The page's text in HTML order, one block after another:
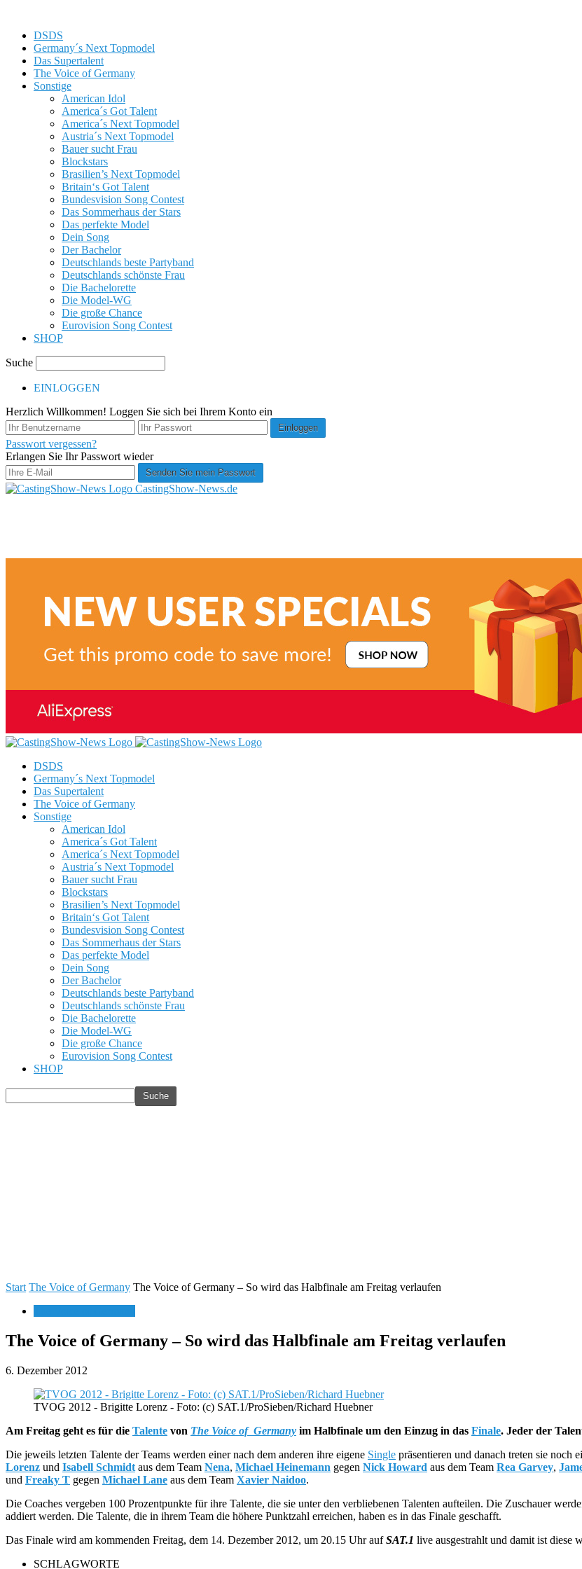
DSDS
Germany´s Next Topmodel
Das Supertalent
The Voice of Germany
Sonstige
American Idol
America´s Got Talent
America´s Next Topmodel
Austria´s Next Topmodel
Bauer sucht Frau
Blockstars
Brasilien’s Next Topmodel
Britain‘s Got Talent
Bundesvision Song Contest
Das Sommerhaus der Stars
Das perfekte Model
Dein Song
Der Bachelor
Deutschlands beste Partyband
Deutschlands schönste Frau
Die Bachelorette
Die Model-WG
Die große Chance
Eurovision Song Contest
SHOP
Suche
EINLOGGEN
Herzlich Willkommen! Loggen Sie sich bei Ihrem Konto ein
Passwort vergessen?
Erlangen Sie Ihr Passwort wieder
CastingShow-News.de
DSDS
Germany´s Next Topmodel
Das Supertalent
The Voice of Germany
Sonstige
American Idol
America´s Got Talent
America´s Next Topmodel
Austria´s Next Topmodel
Bauer sucht Frau
Blockstars
Brasilien’s Next Topmodel
Britain‘s Got Talent
Bundesvision Song Contest
Das Sommerhaus der Stars
Das perfekte Model
Dein Song
Der Bachelor
Deutschlands beste Partyband
Deutschlands schönste Frau
Die Bachelorette
Die Model-WG
Die große Chance
Eurovision Song Contest
SHOP
Start The Voice of Germany The Voice of Germany – So wird das Halbfinale am Freitag verlaufen
The Voice of Germany – So wird das Halbfinale am Freitag verlaufen
6. Dezember 2012
TVOG 2012 - Brigitte Lorenz - Foto: (c) SAT.1/ProSieben/Richard Huebner
Am Freitag geht es für die Talente von The Voice of Germany im Halbfinale um den Einzug in das Finale. Jeder der
Die jeweils letzten Talente der Teams werden einer nach dem anderen ihre eigene Single präsentieren und danach treten sie
Lorenz und Isabell Schmidt aus dem Team Nena, Michael Heinemann gegen Nick Howard aus dem Team Rea Garvey,
und Freaky T gegen Michael Lane aus dem Team Xavier Naidoo.
Die Coaches vergeben 100 Prozentpunkte für ihre Talente, die sie unter den verbliebenen Talenten aufteilen. Die Zuschauer
addiert werden. Die Talente, die in ihrem Team die höhere Punktzahl erreichen, haben es in das Finale geschafft.
Das Finale wird am kommenden Freitag, dem 14. Dezember 2012, um 20.15 Uhr aufSAT.1 live ausgestrahlt und damit ist diese
SCHLAGWORTE